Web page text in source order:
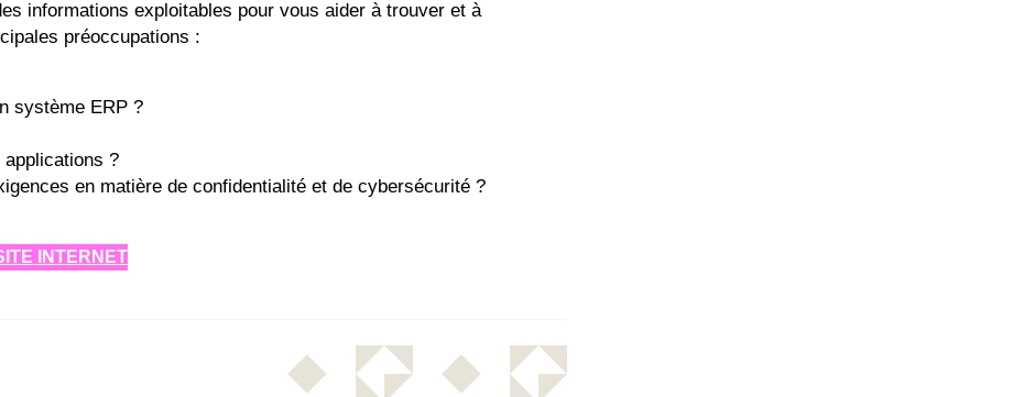
informations exploitables pour vous aider à trouver et à
préoccupations :
système ERP ?
applications ?
en matière de confidentialité et de cybersécurité ?
INTERNET